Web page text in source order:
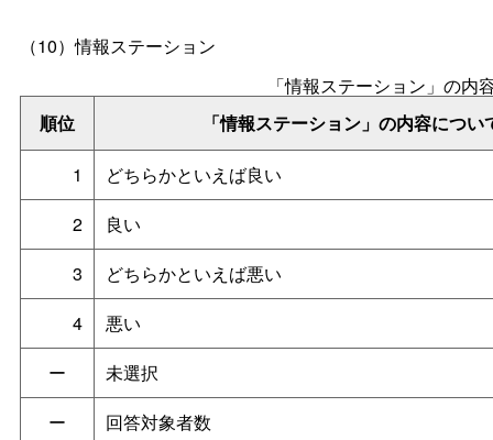
（10）情報ステーション
順位 「情報ステーション」の内容につい
「情報ステーション」の内
1
どちらかといえば良い
2
良い
3
どちらかといえば悪い
4
悪い
ー
未選択
ー
回答対象者数